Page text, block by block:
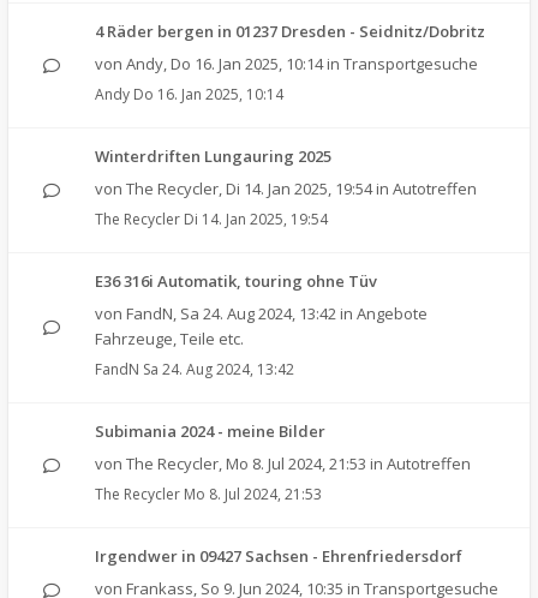
4 Räder bergen in 01237 Dresden - Seidnitz/Dobritz
von Andy, Do 16. Jan 2025, 10:14in Transportgesuche
Andy Do 16. Jan 2025, 10:14
Winterdriften Lungauring 2025
von The Recycler, Di 14. Jan 2025, 19:54in Autotreffen
The Recycler Di 14. Jan 2025, 19:54
E36 316i Automatik, touring ohne Tüv
von FandN, Sa 24. Aug 2024, 13:42 in Angebote
Fahrzeuge, Teile etc.
FandN Sa 24. Aug 2024, 13:42
Subimania 2024 - meine Bilder
von The Recycler, Mo 8. Jul 2024, 21:53 in Autotreffen
The Recycler Mo 8. Jul 2024, 21:53
Irgendwer in 09427 Sachsen - Ehrenfriedersdorf
von Frankass, So 9. Jun 2024, 10:35 in Transportgesuche